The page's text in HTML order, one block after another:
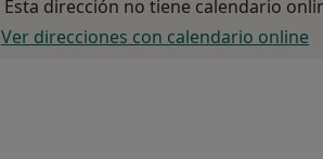
Esta dirección no tiene calendario
Ver direcciones con calendario online